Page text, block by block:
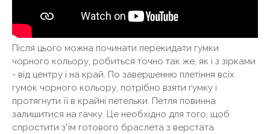
Після цього можна починати перекидати гумки
чорного кольору, робиться точно так же, як і з зірками
- від центру і на край. По завершенню плетіння всіх
гумок чорного кольору, потрібно взяти гумку і
протягнути її в крайні петельки. Петля повинна
залишитися на гачку. Це необхідно для того, щоб
спростити з'їм готового браслета з верстата.